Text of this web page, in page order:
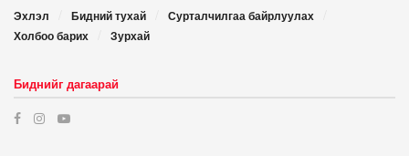
Эхлэл Бидний тухай
Сурталчилгаа байрлуулах
Холбоо барих
Зурхай
Биднийг дагаарай